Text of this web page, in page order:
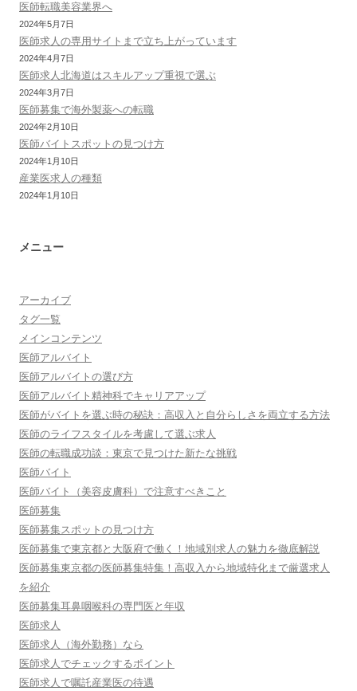
医師転職美容業界へ
2024年5月7日
医師求人の専用サイトまで立ち上がっています
2024年4月7日
医師求人北海道はスキルアップ重視で選ぶ
2024年3月7日
医師募集で海外製薬への転職
2024年2月10日
医師バイトスポットの見つけ方
2024年1月10日
産業医求人の種類
2024年1月10日
メニュー
アーカイブ
タグ一覧
メインコンテンツ
医師アルバイト
医師アルバイトの選び方
医師アルバイト精神科でキャリアアップ
医師がバイトを選ぶ時の秘訣：高収入と自分らしさを両立する方法
医師のライフスタイルを考慮して選ぶ求人
医師の転職成功談：東京で見つけた新たな挑戦
医師バイト
医師バイト（美容皮膚科）で注意すべきこと
医師募集
医師募集スポットの見つけ方
医師募集で東京都と大阪府で働く！地域別求人の魅力を徹底解説
医師募集東京都の医師募集特集！高収入から地域特化まで厳選求人
を紹介
医師募集耳鼻咽喉科の専門医と年収
医師求人
医師求人（海外勤務）なら
医師求人でチェックするポイント
医師求人で嘱託産業医の待遇